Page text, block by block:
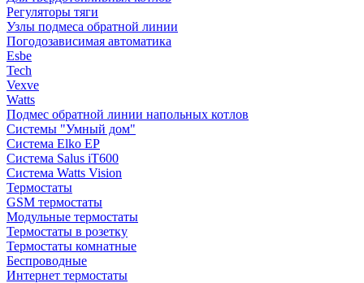
Регуляторы тяги
Узлы подмеса обратной линии
Погодозависимая автоматика
Esbe
Tech
Vexve
Watts
Подмес обратной линии напольных котлов
Системы "Умный дом"
Система Elko EP
Система Salus iT600
Система Watts Vision
Термостаты
GSM термостаты
Модульные термостаты
Термостаты в розетку
Термостаты комнатные
Беспроводные
Интернет термостаты